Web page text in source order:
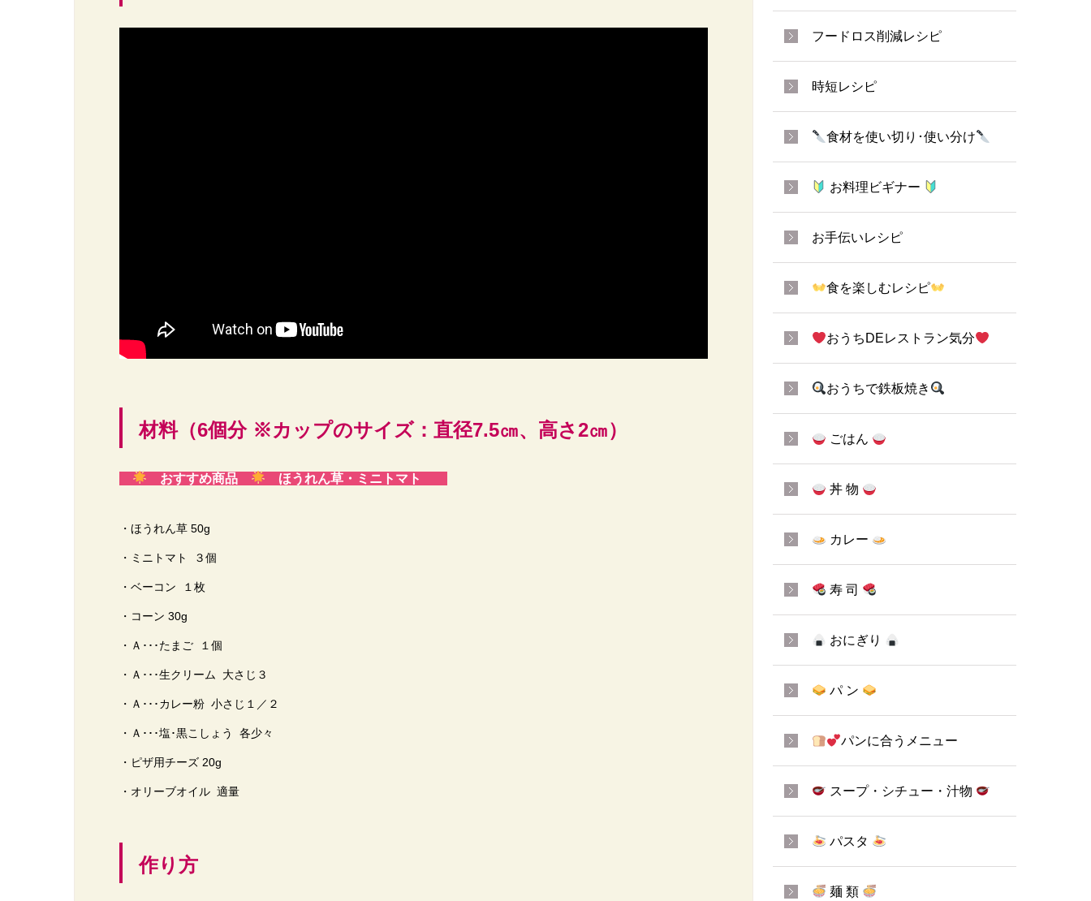
材料（6個分 ※カップのサイズ：直径7.5㎝、高さ2㎝）
おすすめ商品 ほうれん草・ミニトマト
・ほうれん草 50g
・ミニトマト ３個
・ベーコン １枚
・コーン 30g
・Ａ･･･たまご １個
・Ａ･･･生クリーム 大さじ３
・Ａ･･･カレー粉 小さじ１／２
・Ａ･･･塩･黒こしょう 各少々
・ピザ用チーズ 20g
・オリーブオイル 適量
作り方
フードロス削減レシピ
時短レシピ
食材を使い切り･使い分け
お料理ビギナー
お手伝いレシピ
食を楽しむレシピ
おうちDEレストラン気分
おうちで鉄板焼き
ごはん
丼 物
カレー
寿 司
おにぎり
パ ン
パンに合うメニュー
スープ・シチュー・汁物
パスタ
麺 類